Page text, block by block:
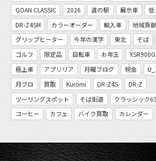
GOAN CLASSIC
2026 道の駅 展示車
低
DR-Z4SM
カラーオーダー 輸入車 地域貢献
グリップヒーター
今年の漢字 東北 そば
ゴルフ
限定品 自転車 お年玉
極上車
アプリリア 月曜ブログ 税金
月ブロ
買取 Kuromi DR-Z4S
DR-Z
ツーリングスポット
そば街道 クラッシック
コーヒー
カフェ バイク買取 カレンダー